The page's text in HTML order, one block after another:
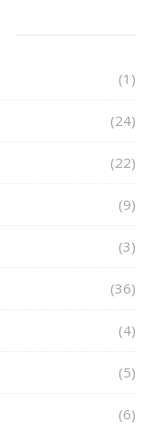
(1)
(24)
(22)
(9)
(3)
(36)
(4)
(5)
(6)